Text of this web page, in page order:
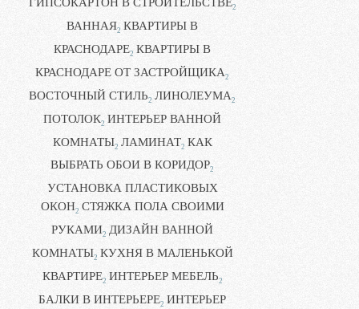
2
ВАННАЯ2 КВАРТИРЫ В
КРАСНОДАРЕ2 КВАРТИРЫ В
КРАСНОДАРЕ ОТ ЗАСТРОЙЩИКА2
ВОСТОЧНЫЙ СТИЛЬ2 ЛИНОЛЕУМА2
ПОТОЛОК2 ИНТЕРЬЕР ВАННОЙ
КОМНАТЫ2 ЛАМИНАТ2 КАК
ВЫБРАТЬ ОБОИ В КОРИДОР2
УСТАНОВКА ПЛАСТИКОВЫХ
ОКОН2 СТЯЖКА ПОЛА СВОИМИ
РУКАМИ2 ДИЗАЙН ВАННОЙ
КОМНАТЫ2 КУХНЯ В МАЛЕНЬКОЙ
КВАРТИРЕ2 ИНТЕРЬЕР МЕБЕЛЬ2
БАЛКИ В ИНТЕРЬЕРЕ2 ИНТЕРЬЕР